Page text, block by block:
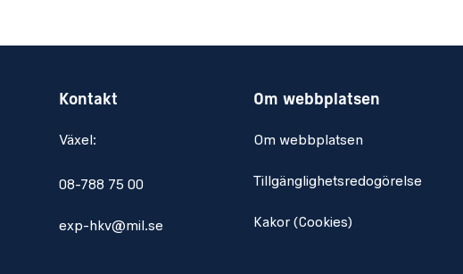
Kontakt
Växel:
08-788 75 00
exp-hkv@mil.se
Om webbplatsen
Om webbplatsen
Tillgänglighetsredogörelse
Kakor (Cookies)